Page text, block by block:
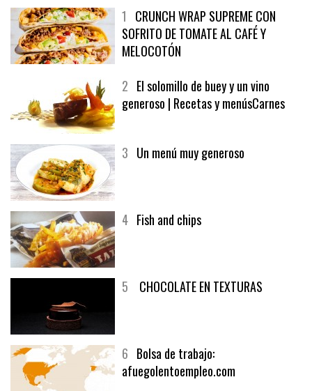
1CRUNCH WRAP SUPREME CON
SOFRITO DE TOMATE AL CAFÉ Y
MELOCOTÓN
2El solomillo de buey y un vino
6Bolsa de trabajo: